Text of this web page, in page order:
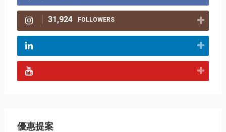
31,924 FOLLOWERS
優惠提案